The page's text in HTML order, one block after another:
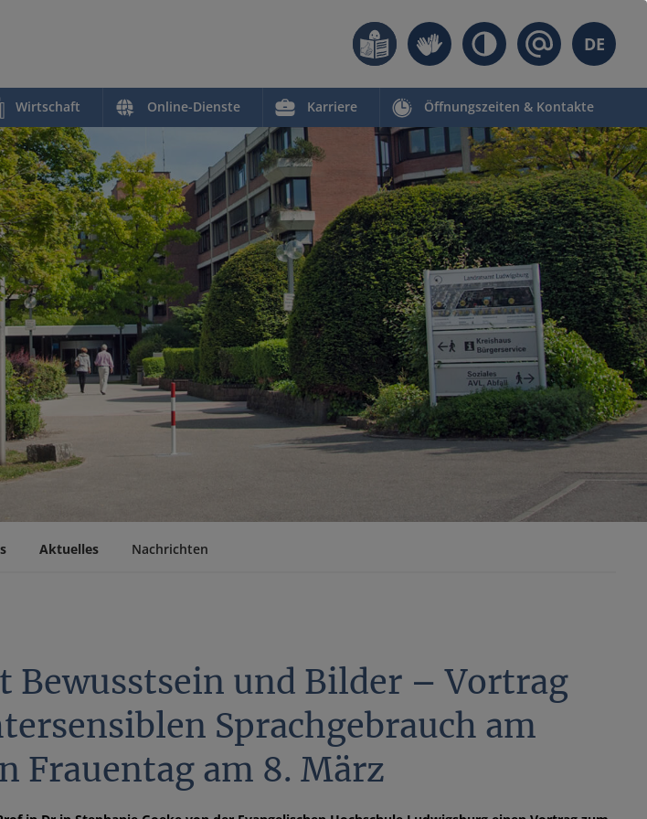
DE
Wirtschaft Online-Dienste Karriere Öffnungszeiten & Kontakte
Aktuelles Nachrichten
Bewusstsein und Bilder – Vortrag
Sprachgebrauch am
Frauentag am 8. März